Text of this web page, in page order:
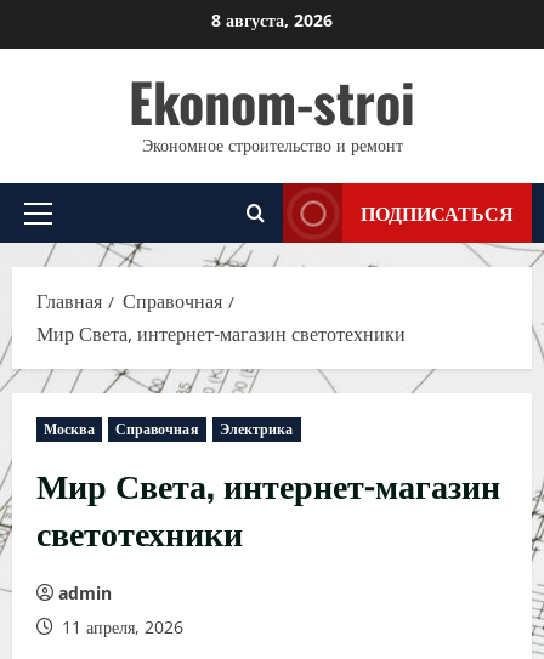
к
8 августа, 2026
Ekonom-stroi
Экономное строительство и ремонт
Основное
меню
ПОДПИСАТЬСЯ
Главная
Справочная
Мир Света, интернет-магазин светотехники
Москва Справочная Электрика
Мир Света, интернет-магазин
светотехники
admin
11 апреля, 2026